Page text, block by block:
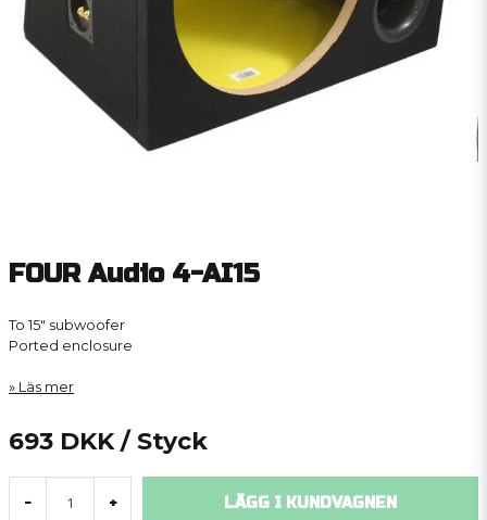
FOUR Audio 4-AI15
To 15″ subwoofer
Ported enclosure
Läs mer
693 DKK / Styck
- + LÄGG I KUNDVAGNEN